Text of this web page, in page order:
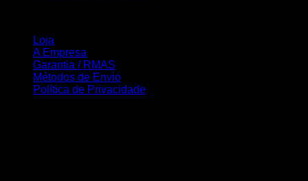
Loja
A Empresa
Garantia / RMAS
Métodos de Envio
Política de Privacidade